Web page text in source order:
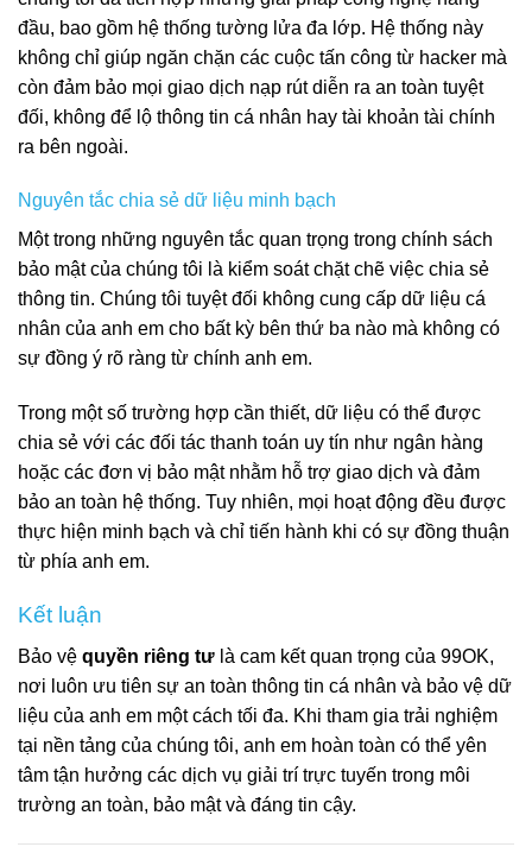
đầu, bao gồm hệ thống tường lửa đa lớp. Hệ thống này
không chỉ giúp ngăn chặn các cuộc tấn công từ hacker mà
còn đảm bảo mọi giao dịch nạp rút diễn ra an toàn tuyệt
đối, không để lộ thông tin cá nhân hay tài khoản tài chính
ra bên ngoài.
Nguyên tắc chia sẻ dữ liệu minh bạch
Một trong những nguyên tắc quan trọng trong chính sách
bảo mật của chúng tôi là kiểm soát chặt chẽ việc chia sẻ
thông tin. Chúng tôi tuyệt đối không cung cấp dữ liệu cá
nhân của anh em cho bất kỳ bên thứ ba nào mà không có
sự đồng ý rõ ràng từ chính anh em.
Trong một số trường hợp cần thiết, dữ liệu có thể được
chia sẻ với các đối tác thanh toán uy tín như ngân hàng
hoặc các đơn vị bảo mật nhằm hỗ trợ giao dịch và đảm
bảo an toàn hệ thống. Tuy nhiên, mọi hoạt động đều được
thực hiện minh bạch và chỉ tiến hành khi có sự đồng thuận
từ phía anh em.
Kết luận
Bảo vệ quyền riêng tư là cam kết quan trọng của 99OK,
nơi luôn ưu tiên sự an toàn thông tin cá nhân và bảo vệ dữ
liệu của anh em một cách tối đa. Khi tham gia trải nghiệm
tại nền tảng của chúng tôi, anh em hoàn toàn có thể yên
tâm tận hưởng các dịch vụ giải trí trực tuyến trong môi
trường an toàn, bảo mật và đáng tin cậy.